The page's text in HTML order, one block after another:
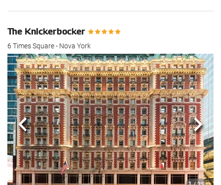
The Knickerbocker
6 Times Square - Nova York
Anterior